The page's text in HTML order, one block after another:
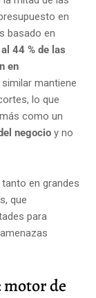
en
basado en
44 % de las
en
mantiene
lo que
como un
negocio y no
en grandes
que
para
motor de